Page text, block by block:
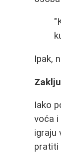
Ipak,
Iako
voća i
igraju
pratiti